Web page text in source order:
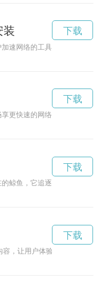
装
速网络的工具，让用户在互
下载
更快速的网络体验，让您的网
下载
鲸鱼，它追逐着自己的梦想，
下载
，让用户体验更加优质和顺畅
下载